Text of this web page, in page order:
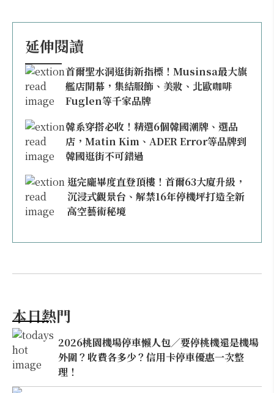
延伸閱讀
首爾聖水洞逛街新指標！Musinsa最大旗
艦店開幕，集結服飾、美妝、北歐咖啡
Fuglen等千家品牌
韓系穿搭必收！精選6個韓國潮牌、選品
店，Matin Kim、ADER Error等品牌到
韓國逛街不可錯過
逛完龐畢度直登頂樓！首爾63大廈升級，
沉浸式觀景台、解禁16年停機坪打造全新
高空藝術秘境
本日熱門
2026桃園機場停車懶人包／要停桃機還是機場
外圍？收費各多少？信用卡停車優惠一次整
理！